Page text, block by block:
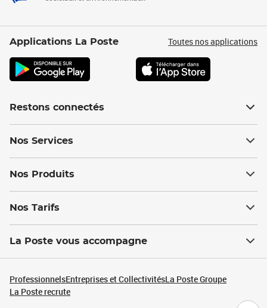
Applications La Poste Toutes nos applications
Restons connectés
Nos Services
Nos Produits
Nos Tarifs
La Poste vous accompagne
ProfessionnelsEntreprises et CollectivitésLa Poste Groupe
La Poste recrute